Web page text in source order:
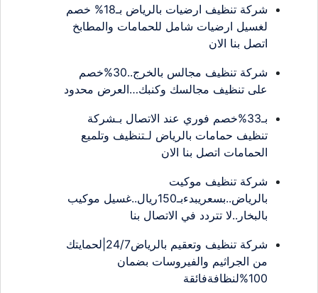
شركة تنظيف ارضيات بالرياض بـ18% خصم
لغسيل ارضيات شامل للحمامات والمطابخ
اتصل بنا الان
شركة تنظيف مجالس بالخرج..30%خصم
على تنظيف مجالسك وكنبك…العرض محدود
بـ33%خصم فوري عند الاتصال بـشركة
تنظيف حمامات بالرياض لـتنظيف وتلميع
الحمامات اتصل بنا الان
شركة تنظيف موكيت
بالرياض..بسعريبدءبـ150ريال..غسيل موكيب
بالبخار..لا تتردد في الاتصال بنا
شركة تنظيف وتعقيم بالرياض24/7|لحمايتك
من الجراثيم والفيروسات بضمان
100%لنظافةفائقة